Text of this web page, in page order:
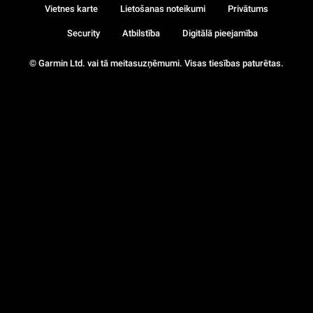
© Garmin Ltd. vai tā meitasuzņēmumi. Visas tiesības paturētas.
Vietnes karte Lietošanas noteikumi Privātums
Security Atbilstība Digitālā pieejamība